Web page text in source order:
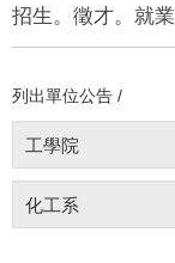
招生。徵才。就業
列出單位公告 /
工學院
化工系